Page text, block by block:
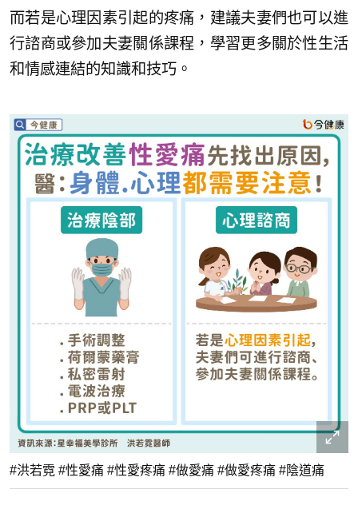
而若是心理因素引起的疼痛，建議夫妻們也可以進
行諮商或參加夫妻關係課程，學習更多關於性生活
和情感連結的知識和技巧。
#洪若霓 #性愛痛 #性愛疼痛 #做愛痛 #做愛疼痛 #陰道痛